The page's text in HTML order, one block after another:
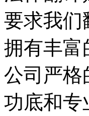
要求我们
拥有丰富
公司严格
功底和专